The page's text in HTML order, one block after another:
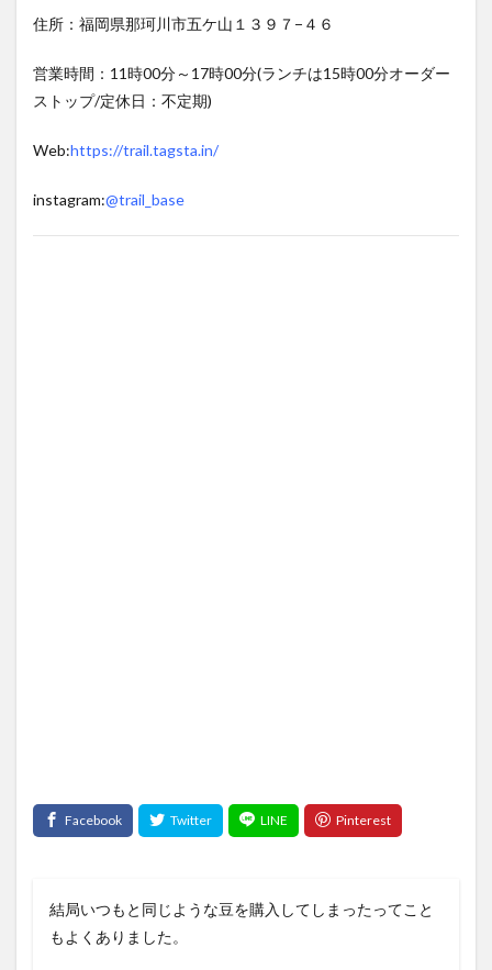
住所：福岡県那珂川市五ケ山１３９７−４６
営業時間：11時00分～17時00分(ランチは15時00分オーダー
ストップ/定休日：不定期)
Web:https://trail.tagsta.in/
instagram:@trail_base
結局いつもと同じような豆を購入してしまったってこと
もよくありました。